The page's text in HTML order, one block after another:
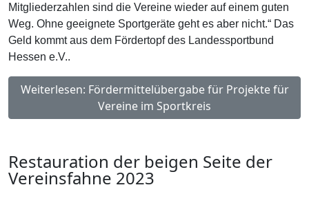
Mitgliederzahlen sind die Vereine wieder auf einem guten
Weg. Ohne geeignete Sportgeräte geht es aber nicht.“ Das
Geld kommt aus dem Fördertopf des Landessportbund
Hessen e.V..
Weiterlesen: Fördermittelübergabe für Projekte für
Vereine im Sportkreis
Restauration der beigen Seite der
Vereinsfahne 2023